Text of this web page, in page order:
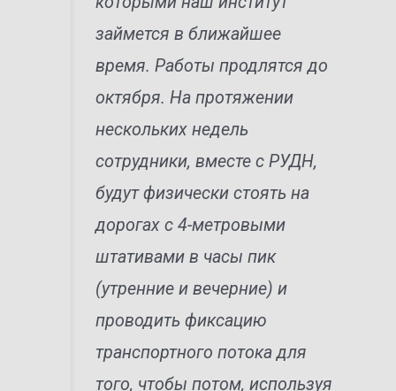
займется в ближайшее
время. Работы продлятся до
октября. На протяжении
нескольких недель
сотрудники, вместе с РУДН,
будут физически стоять на
дорогах с 4-метровыми
штативами в часы пик
(утренние и вечерние) и
проводить фиксацию
транспортного потока для
того, чтобы потом, используя